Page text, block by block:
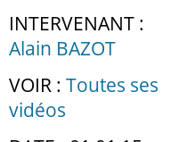
INTERVENANT :
Alain BAZOT
VOIR : Toutes ses
vidéos